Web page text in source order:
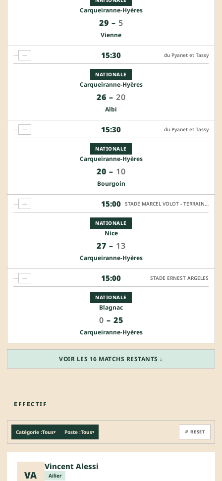
Carqueiranne-Hyères
29 – 5
Vienne
15:30
NATIONALE
Carqueiranne-Hyères
26 – 20
Albi
— — du Pyanet et Tassy
15:30
NATIONALE
Carqueiranne-Hyères
20 – 10
Bourgoin
— — du Pyanet et Tassy
15:00
NATIONALE
Nice
27 – 13
Carqueiranne-Hyères
— — STADE MARCEL VOLOT - TERRAIN HONNEUR
15:00
NATIONALE
Blagnac
0 – 25
Carqueiranne-Hyères
— — STADE ERNEST ARGELES
VOIR LES 16 MATCHS RESTANTS ↓
EFFECTIF
Catégorie :Tous▾ Poste :Tous▾ ↺ RESET
VA
Vincent Alessi
Ailier